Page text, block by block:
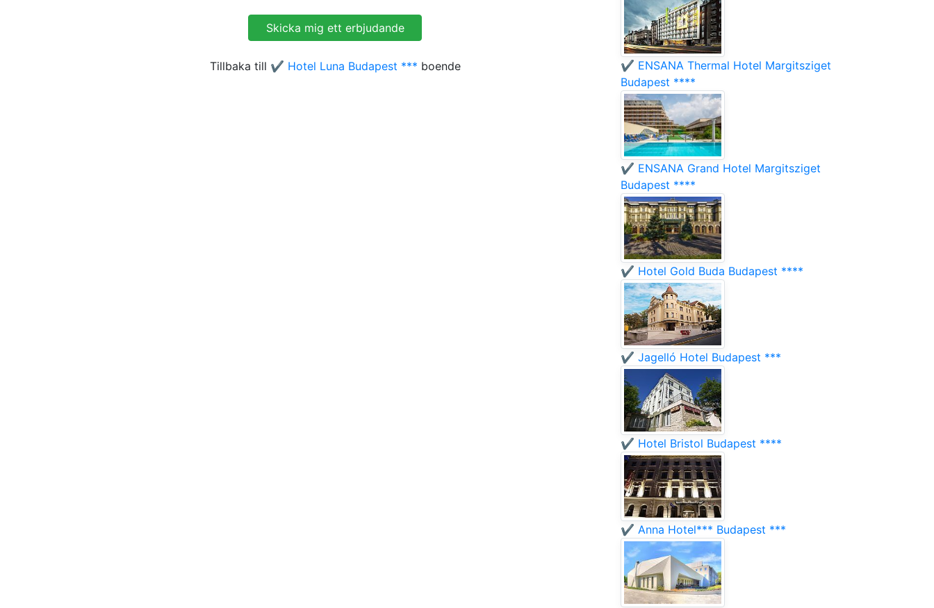
Tillbaka till ✔️ Hotel Luna Budapest *** boende
✔️ ENSANA Thermal Hotel Margitsziget
Budapest ****
✔️ ENSANA Grand Hotel Margitsziget
Budapest ****
✔️ Hotel Gold Buda Budapest ****
✔️ Jagelló Hotel Budapest ***
✔️ Hotel Bristol Budapest ****
✔️ Anna Hotel*** Budapest ***